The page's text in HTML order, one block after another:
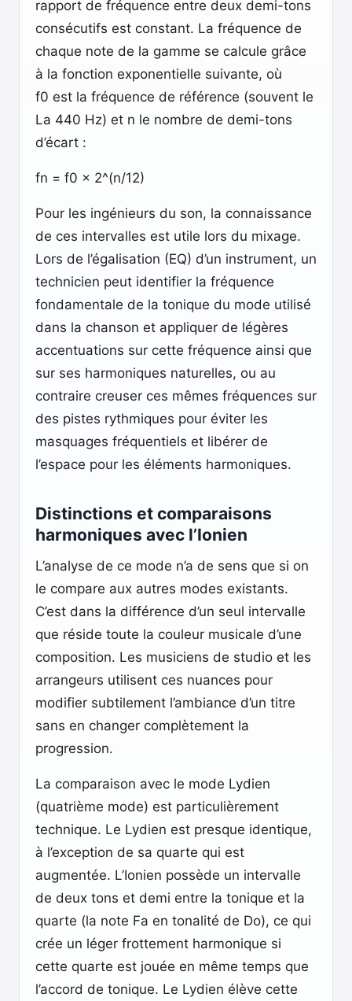
rapport de fréquence entre deux demi-tons
consécutifs est constant. La fréquence de
chaque note de la gamme se calcule grâce
à la fonction exponentielle suivante, où
f0 est la fréquence de référence (souvent le
La 440 Hz) et n le nombre de demi-tons
d’écart :
fn = f0 × 2^(n/12)
Pour les ingénieurs du son, la connaissance
de ces intervalles est utile lors du mixage.
Lors de l’égalisation (EQ) d’un instrument, un
technicien peut identifier la fréquence
fondamentale de la tonique du mode utilisé
dans la chanson et appliquer de légères
accentuations sur cette fréquence ainsi que
sur ses harmoniques naturelles, ou au
contraire creuser ces mêmes fréquences sur
des pistes rythmiques pour éviter les
masquages fréquentiels et libérer de
l’espace pour les éléments harmoniques.
Distinctions et comparaisons
harmoniques avec l’Ionien
L’analyse de ce mode n’a de sens que si on
le compare aux autres modes existants.
C’est dans la différence d’un seul intervalle
que réside toute la couleur musicale d’une
composition. Les musiciens de studio et les
arrangeurs utilisent ces nuances pour
modifier subtilement l’ambiance d’un titre
sans en changer complètement la
progression.
La comparaison avec le mode Lydien
(quatrième mode) est particulièrement
technique. Le Lydien est presque identique,
à l’exception de sa quarte qui est
augmentée. L’Ionien possède un intervalle
de deux tons et demi entre la tonique et la
quarte (la note Fa en tonalité de Do), ce qui
crée un léger frottement harmonique si
cette quarte est jouée en même temps que
l’accord de tonique. Le Lydien élève cette